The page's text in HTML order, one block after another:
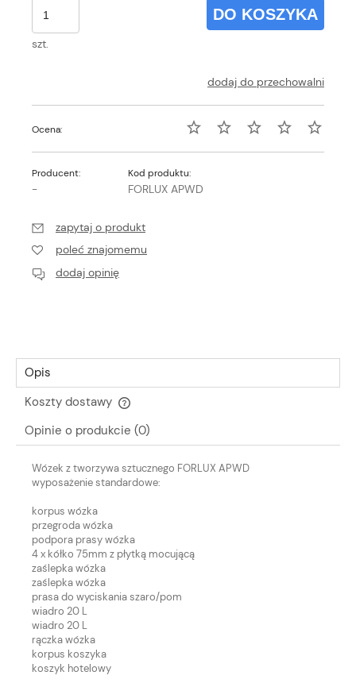
szt.
DO KOSZYKA
dodaj do przechowalni
Ocena:
Producent:
-
Kod produktu:
FORLUX APWD
zapytaj o produkt
poleć znajomemu
dodaj opinię
Opis
Koszty dostawy
Cena nie zawiera ewentualnych kosztów płatności
Opinie o produkcie (0)
Wózek z tworzywa sztucznego FORLUX APWD
wyposażenie standardowe:
korpus wózka
przegroda wózka
podpora prasy wózka
4 x kółko 75mm z płytką mocującą
zaślepka wózka
zaślepka wózka
prasa do wyciskania szaro/pom
wiadro 20 L
wiadro 20 L
rączka wózka
korpus koszyka
koszyk hotelowy